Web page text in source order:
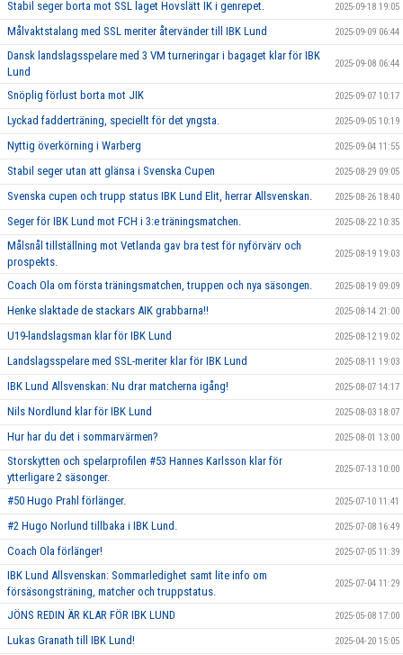
Stabil seger borta mot SSL laget Hovslätt IK i genrepet. 2025-09-18 19:05
Målvaktstalang med SSL meriter återvänder till IBK Lund 2025-09-09 06:44
Dansk landslagsspelare med 3 VM turneringar i bagaget klar för IBK
Lund
2025-09-08 06:44
Snöplig förlust borta mot JIK 2025-09-07 10:17
Lyckad fadderträning, speciellt för det yngsta. 2025-09-05 10:19
Nyttig överkörning i Warberg 2025-09-04 11:55
Stabil seger utan att glänsa i Svenska Cupen 2025-08-29 09:05
Svenska cupen och trupp status IBK Lund Elit, herrar Allsvenskan. 2025-08-26 18:40
Seger för IBK Lund mot FCH i 3:e träningsmatchen. 2025-08-22 10:35
Målsnål tillställning mot Vetlanda gav bra test för nyförvärv och
prospekts.
2025-08-19 19:03
Coach Ola om första träningsmatchen, truppen och nya säsongen. 2025-08-19 09:09
Henke slaktade de stackars AIK grabbarna!! 2025-08-14 21:00
U19-landslagsman klar för IBK Lund 2025-08-12 19:02
Landslagsspelare med SSL-meriter klar för IBK Lund 2025-08-11 19:03
IBK Lund Allsvenskan: Nu drar matcherna igång! 2025-08-07 14:17
Nils Nordlund klar för IBK Lund 2025-08-03 18:07
Hur har du det i sommarvärmen? 2025-08-01 13:00
Storskytten och spelarprofilen #53 Hannes Karlsson klar för
ytterligare 2 säsonger.
2025-07-13 10:00
#50 Hugo Prahl förlänger. 2025-07-10 11:41
#2 Hugo Norlund tillbaka i IBK Lund. 2025-07-08 16:49
Coach Ola förlänger! 2025-07-05 11:39
IBK Lund Allsvenskan: Sommarledighet samt lite info om
försäsongsträning, matcher och truppstatus.
2025-07-04 11:29
JÖNS REDIN ÄR KLAR FÖR IBK LUND 2025-05-08 17:00
Lukas Granath till IBK Lund! 2025-04-20 15:05